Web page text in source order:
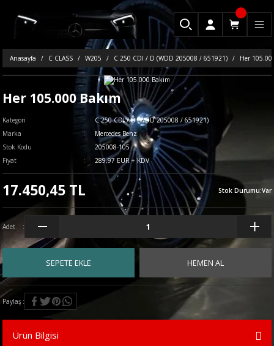
Anasayfa C CLASS W205 C 250 CDI / D (WDD 205008 / 651921) Her
Her 105.000 Bakım
Kategori
C 250 CDI / D (WDD 205008 / 651921)
Marka
Mercedes Benz
Stok Kodu
205008-105
Fiyat
289,97 EUR + KDV
17.450,45 TL Stok Durumu:Var
Adet
SEPETE EKLE HEMEN AL
Paylaş
Ürün Bilgisi